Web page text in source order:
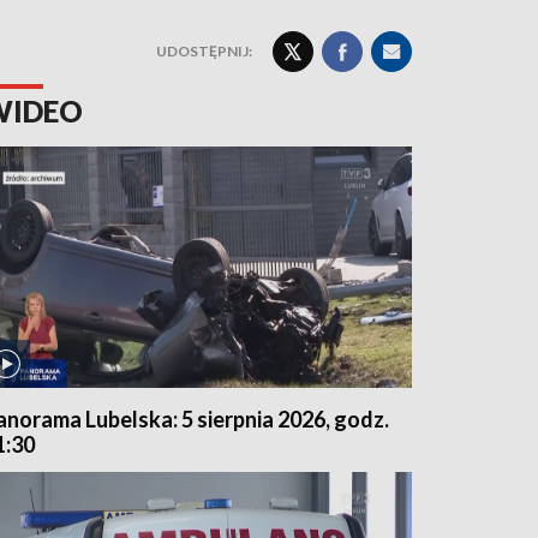
UDOSTĘPNIJ:
Lubelska: 5 sierpnia 2026, godz.